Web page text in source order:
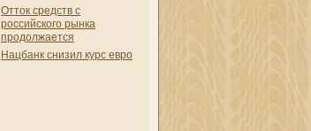
Отток средств с
российского рынка
продолжается
Нацбанк сни­зил курс евро